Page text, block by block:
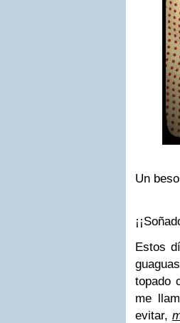
Un
Estos
topado
me
evitar,